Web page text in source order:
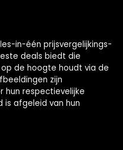
in-één prijsvergelijkings-
deals biedt die
de hoogte houdt via de
zijn
hun respectievelijke
is afgeleid van hun